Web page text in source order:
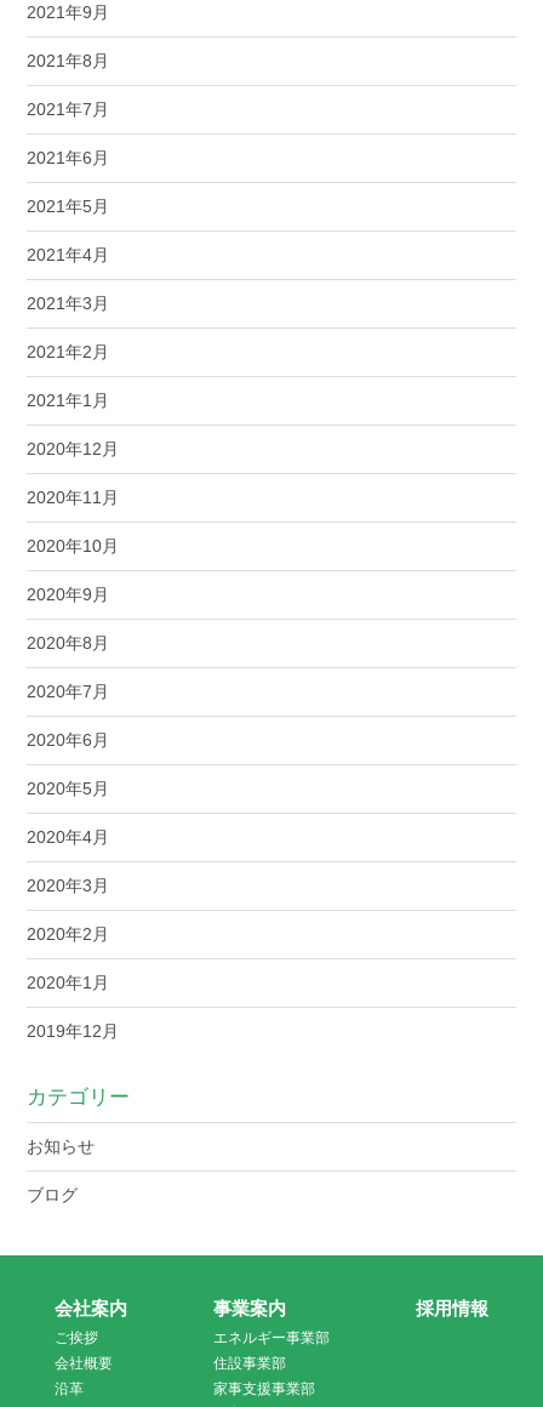
2021年9月
2021年8月
2021年7月
2021年6月
2021年5月
2021年4月
2021年3月
2021年2月
2021年1月
2020年12月
2020年11月
2020年10月
2020年9月
2020年8月
2020年7月
2020年6月
2020年5月
2020年4月
2020年3月
2020年2月
2020年1月
2019年12月
カテゴリー
お知らせ
ブログ
会社案内
ご挨拶
会社概要
沿革
事業案内
エネルギー事業部
住設事業部
家事支援事業部
採用情報